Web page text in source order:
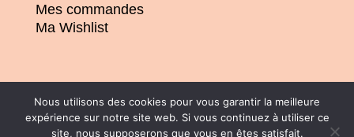
Mes commandes
Ma Wishlist
© 2026 | Conception : Pommier Franck WD
Nous utilisons des cookies pour vous garantir la meilleure
expérience sur notre site web. Si vous continuez à utiliser ce
site, nous supposerons que vous en êtes satisfait.